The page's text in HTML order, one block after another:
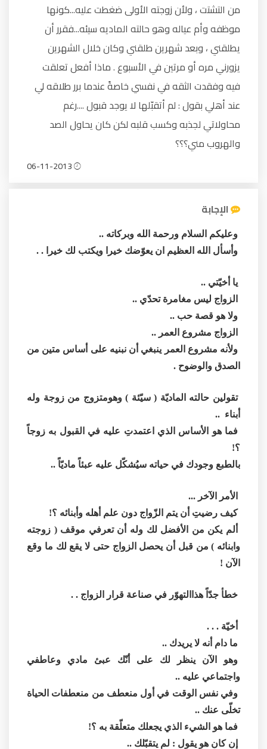
من التشتت ، ولأن زوجته الأولى ضغطت عليه...كونها
موظفه وأم عياله وهو حالته الماديه سيئه...فقرر أن
يطلقني ، وبعد شهرين طلقني وكان خلال الشهرين
يزورني مره أو مرتين في الأسبوع . ماذا أفعل تعلقت
فيه وفقدت الثقه في نفسي خاصةً عندما برر طلاقه لي
عند أهلي بقول : لم أتقبّلها لا يوجد قبول ....رغم
محاولاتي لجذبه وكسب قلبه لكن كان يحاول الصد
والهروب مني؟؟؟
الإجابة
وعليكم السلام ورحمة الله وبركاته ..
وأسأل الله العظيم ان يعوّضك خيرا ويكتب لك خيرا . .
يا أخيّتي ..
الزواج ليس مغامرة تحدّي ..
ولا هو قصة حب ..
الزواج مشروع العمر ..
ولأنه مشروع العمر ينبغي أن نبنيه على أساس متين من
الصدق والوضوح .
تقولين حالته الماديّة ( سيّئة ) وهومتزوج من زوجة وله
أبناء ..
فما هو الأساس الذي اعتمدتِ عليه في القبول به زوجاً
؟!
بالطبع وجودك في حياته سيُشكّل عليه عبئاً ماديّاً ..
الأمر الآخر ...
كيف رضيتِ أن يتم الزّواج دون علم أهله وأبنائه ؟!
ألم يكن من الأفضل لك وله أن تعرفي موقف ( زوجته
وابنائه ) من قبل أن يحصل الزواج حتى لا يقع لك ما وقع
الآن !
خطأ جدّاً هذاالتهوّر في صناعة قرار الزواج . .
أخيّة . . .
ما دام أنه لا يريدك ..
وهو الآن ينظر لك على أنّك عبئ مادي وعاطفي
واجتماعي عليه ..
وفي نفس الوقت في أول منعطف من منعطفات الحياة
تخلّى عنك ..
فما هو الشيء الذي يجعلك متعلّقة به ؟!
إن كان هو يقول : لم يتقبّلك ..